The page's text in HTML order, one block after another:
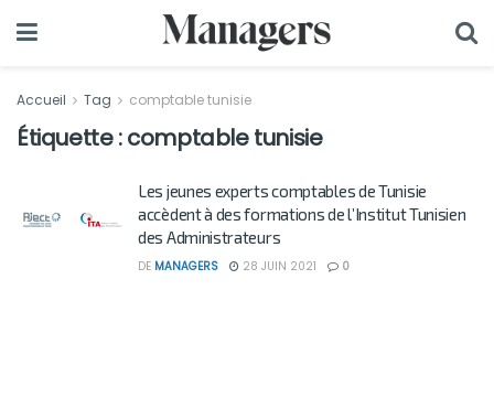
Accueil Tag comptable tunisie
Étiquette :comptable tunisie
Les jeunes experts comptables de Tunisie
accèdent à des formations de l’Institut Tunisien
des Administrateurs
DE MANAGERS 28 JUIN 2021 0